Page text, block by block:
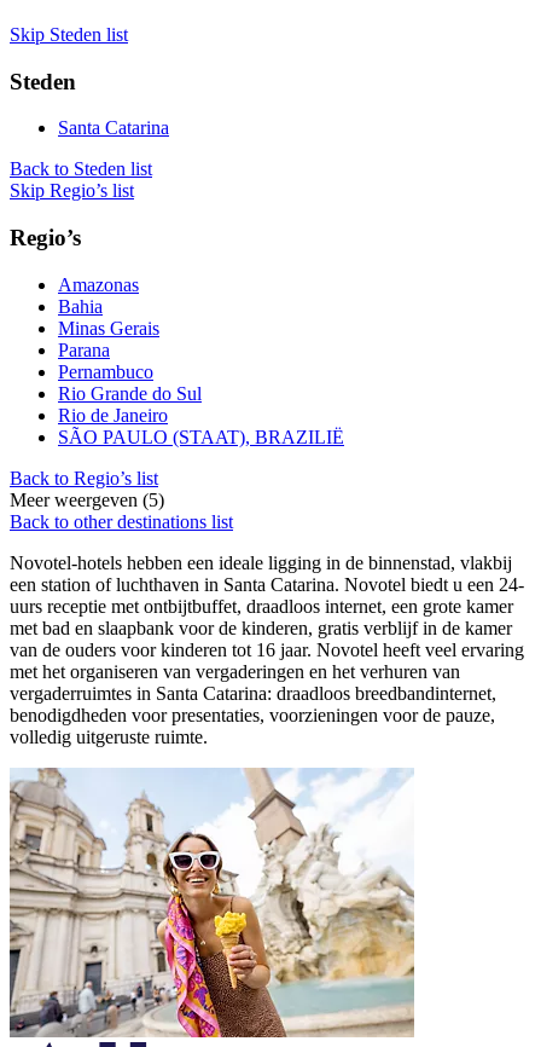
Skip Steden list
Steden
Santa Catarina
Back to Steden list
Skip Regio’s list
Regio’s
Amazonas
Bahia
Minas Gerais
Parana
Pernambuco
Rio Grande do Sul
Rio de Janeiro
SÃO PAULO (STAAT), BRAZILIË
Back to Regio’s list
Meer weergeven (5)
Back to other destinations list
Novotel-hotels hebben een ideale ligging in de binnenstad, vlakbij
een station of luchthaven in Santa Catarina. Novotel biedt u een 24-
uurs receptie met ontbijtbuffet, draadloos internet, een grote kamer
met bad en slaapbank voor de kinderen, gratis verblijf in de kamer
van de ouders voor kinderen tot 16 jaar. Novotel heeft veel ervaring
met het organiseren van vergaderingen en het verhuren van
vergaderruimtes in Santa Catarina: draadloos breedbandinternet,
benodigdheden voor presentaties, voorzieningen voor de pauze,
volledig uitgeruste ruimte.